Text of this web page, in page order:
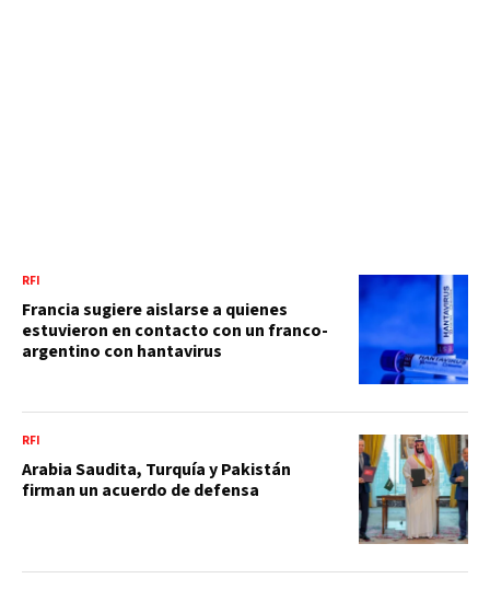
RFI
Francia sugiere aislarse a quienes
estuvieron en contacto con un franco-
argentino con hantavirus
RFI
Arabia Saudita, Turquía y Pakistán
firman un acuerdo de defensa